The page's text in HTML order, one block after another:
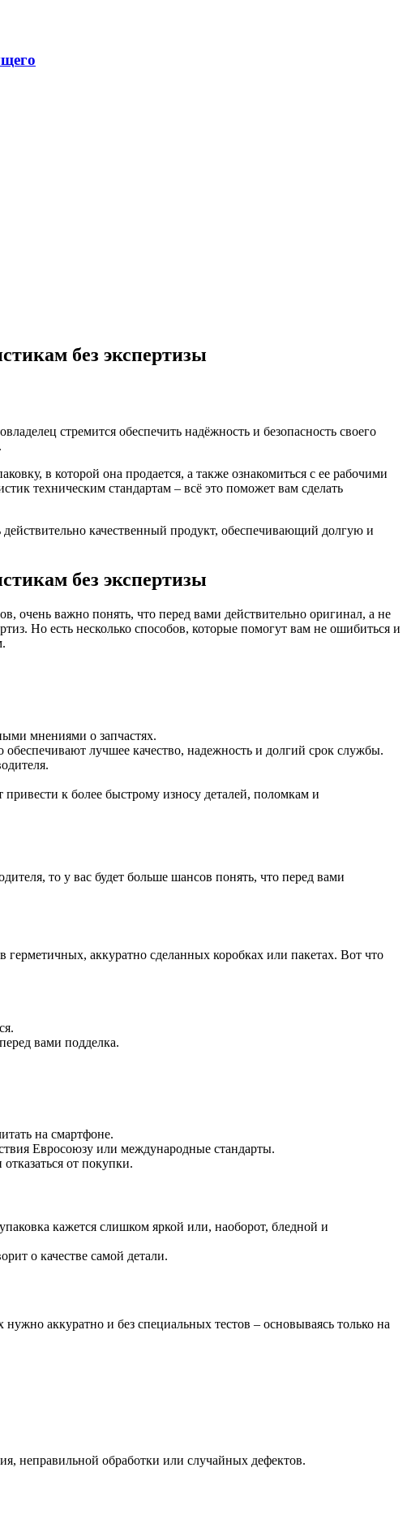
без экспертизы
стремится обеспечить надёжность и безопасность своего
в которой она продается, а также ознакомиться с ее рабочими
техническим стандартам – всё это поможет вам сделать
качественный продукт, обеспечивающий долгую и
без экспертизы
очень важно понять, что перед вами действительно оригинал, а не
Но есть несколько способов, которые помогут вам не ошибиться и
мнениями о запчастях.
лучшее качество, надежность и долгий срок службы.
к более быстрому износу деталей, поломкам и
то у вас будет больше шансов понять, что перед вами
аккуратно сделанных коробках или пакетах. Вот что
вами подделка.
на смартфоне.
Евросоюзу или международные стандарты.
от покупки.
кажется слишком яркой или, наоборот, бледной и
о качестве самой детали.
аккуратно и без специальных тестов – основываясь только на
неправильной обработки или случайных дефектов.